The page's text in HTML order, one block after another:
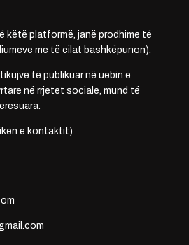
këtë platformë, janë prodhime të
me të cilat bashkëpunon).
të publikuar në uebin e
në rrjetet sociale, mund të
e kontaktit)